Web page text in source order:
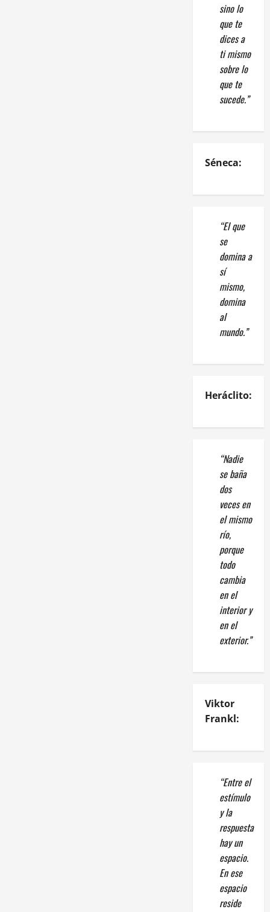
sino lo
que te
dices a
ti mismo
sobre lo
que te
sucede.”
Séneca:
“El que
se
domina a
sí
mismo,
domina
al
mundo.”
Heráclito:
“Nadie
se baña
dos
veces en
el mismo
río,
porque
todo
cambia
en el
interior y
en el
exterior.”
Viktor
Frankl:
“Entre el
estímulo
y la
respuesta
hay un
espacio.
En ese
espacio
reside